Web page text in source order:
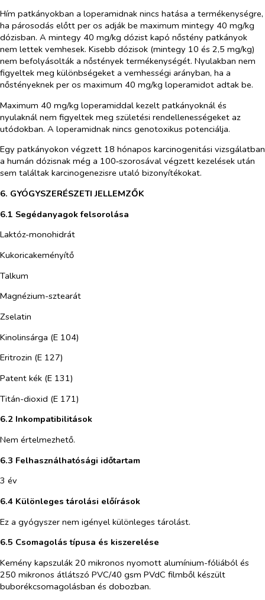
Hím patkányokban a loperamidnak nincs hatása a termékenységre,
ha párosodás előtt per os adják be maximum mintegy 40 mg/kg
dózisban. A mintegy 40 mg/kg dózist kapó nőstény patkányok
nem lettek vemhesek. Kisebb dózisok (mintegy 10 és 2,5 mg/kg)
nem befolyásolták a nőstények termékenységét. Nyulakban nem
figyeltek meg különbségeket a vemhességi arányban, ha a
nőstényeknek per os maximum 40 mg/kg loperamidot adtak be.
Maximum 40 mg/kg loperamiddal kezelt patkányoknál és
nyulaknál nem figyeltek meg születési rendellenes​ségeket az
utódokban. A loperamidnak nincs genotoxikus potenciálja.
Egy patkányokon végzett 18 hónapos karcinogenitási vizsgálatban
a humán dózisnak még a 100‑szorosával végzett kezelések után
sem találtak karcinogenezisre utaló bizonyítékokat.
6. GYÓGYSZERÉSZETI JELLEMZŐK
6.1 Segédanyagok felsorolása
Laktóz-monohidrát
Kukoricakeményítő
Talkum
Magnézium-sztearát
Zselatin
Kinolinsárga (E 104)
Eritrozin (E 127)
Patent kék (E 131)
Titán-dioxid (E 171)
6.2 Inkompatibilitások
Nem értelmezhető.
6.3 Felhasználhatósági időtartam
3 év
6.4 Különleges tárolási előírások
Ez a gyógyszer nem igényel különleges tárolást.
6.5 Csomagolás típusa és kiszerelése
Kemény kapszulák 20 mikronos nyomott alumínium-fóliából és
250 mikronos átlátszó PVC/40 gsm PVdC filmből készült
buborékcsomagolásban és dobozban.